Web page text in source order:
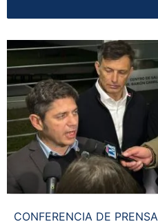
CONFERENCIA DE PRENSA